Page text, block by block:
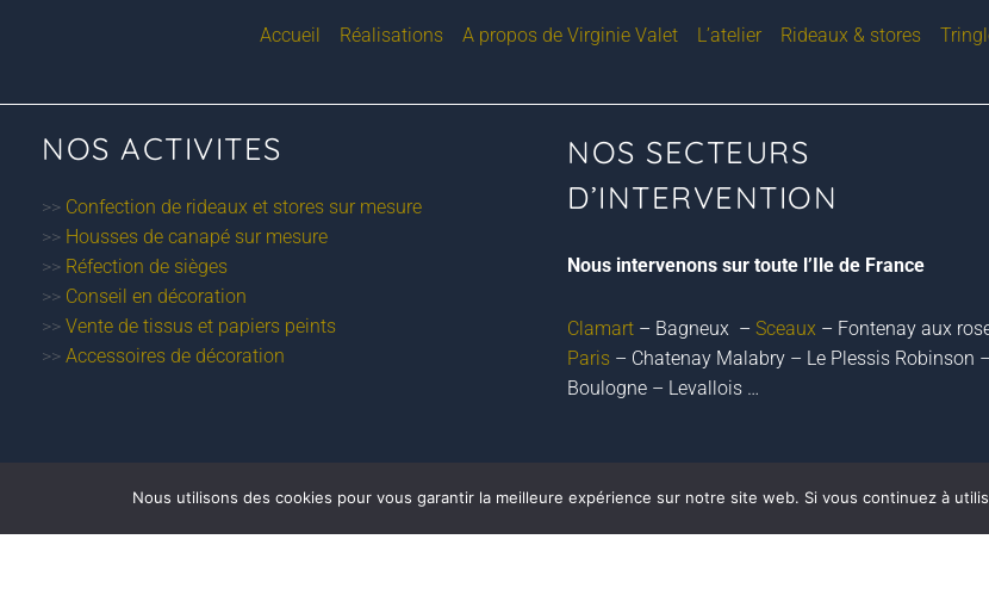
Accueil Réalisations A propos de Virginie Valet L’atelier Rideaux & stores
NOS ACTIVITES
>> Confection de rideaux et stores sur mesure
>> Housses de canapé sur mesure
>> Réfection de sièges
>> Conseil en décoration
>> Vente de tissus et papiers peints
>> Accessoires de décoration
NOS SECTEURS
D’INTERVENTION
Nous intervenons sur toute l’Ile de France
Clamart – Bagneux –Sceaux – Fontenay aux
Paris – Chatenay Malabry – Le Plessis Robinson –
Boulogne – Levallois …
Mentions légales
Nous utilisons des cookies pour vous garantir la meilleure expérience sur notre site web. Si vous continuez à